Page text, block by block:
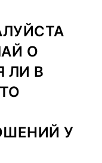
О
ЛИ В
У